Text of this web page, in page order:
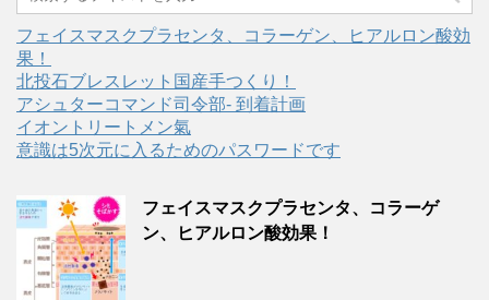
フェイスマスクプラセンタ、コラーゲン、ヒアルロン酸効
果！
北投石ブレスレット国産手つくり！
アシュターコマンド司令部- 到着計画
イオントリートメン氣
意識は5次元に入るためのパスワードです
フェイスマスクプラセンタ、コラーゲ
ン、ヒアルロン酸効果！